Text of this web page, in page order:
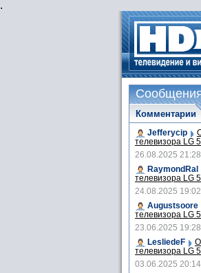
.
Комментарии
Jefferycip
телевизора LG
26.08.2025 21:28
RaymondRal
телевизора LG
24.08.2025 19:02
Augustsoore
телевизора LG
23.06.2025 19:28
LesliedeF
телевизора LG
03.06.2025 20:14